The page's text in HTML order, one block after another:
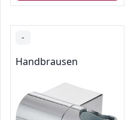
-
Handbrausen